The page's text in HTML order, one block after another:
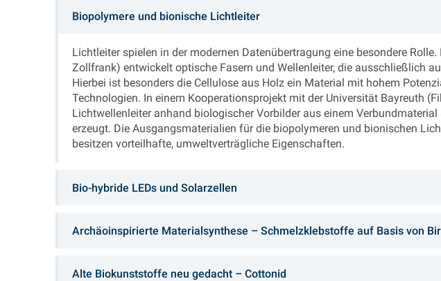
Biopolymere und bionische Lichtleiter
Lichtleiter spielen in der modernen Datenübertragung eine besondere
Zollfrank) entwickelt optische Fasern und Wellenleiter, die ausschließlich
Hierbei ist besonders die Cellulose aus Holz ein Material mit hohem
Technologien. In einem Kooperationsprojekt mit der Universität Bayreuth
Lichtwellenleiter anhand biologischer Vorbilder aus einem
erzeugt. Die Ausgangsmaterialien für die biopolymeren und bionischen
besitzen vorteilhafte, umweltverträgliche Eigenschaften.
Bio-hybride LEDs und Solarzellen
Archäoinspirierte Materialsynthese – Schmelzklebstoffe auf Basis von
Alte Biokunststoffe neu gedacht – Cottonid